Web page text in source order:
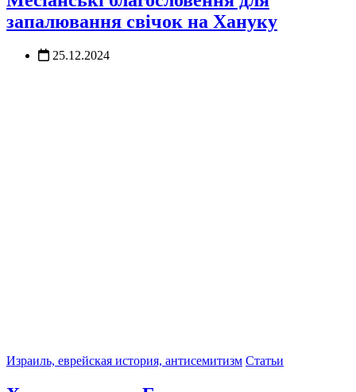
запалювання свічок на Хануку
25.12.2024
Израиль, еврейская история, антисемитизм Статьи